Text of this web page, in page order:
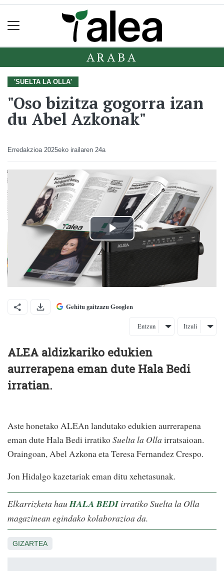
ARABA
'SUELTA LA OLLA'
"Oso bizitza gogorra izan
du Abel Azkonak"
Erredakzioa 2025eko irailaren 24a
Gehitu gaitzazu Googlen
Entzun Itzuli
ALEA aldizkariko edukien
aurrerapena eman dute Hala Bedi
irratian.
Aste honetako ALEAn landutako edukien aurrerapena
eman dute Hala Bedi irratikoSuelta la Olla irratsaioan.
Oraingoan, Abel Azkona eta Teresa Fernandez Crespo.
Jon Hidalgo kazetariak eman ditu xehetasunak.
Elkarrizketa hau HALA BEDI irratiko Suelta la Olla
magazinean egindako kolaborazioa da.
GIZARTEA